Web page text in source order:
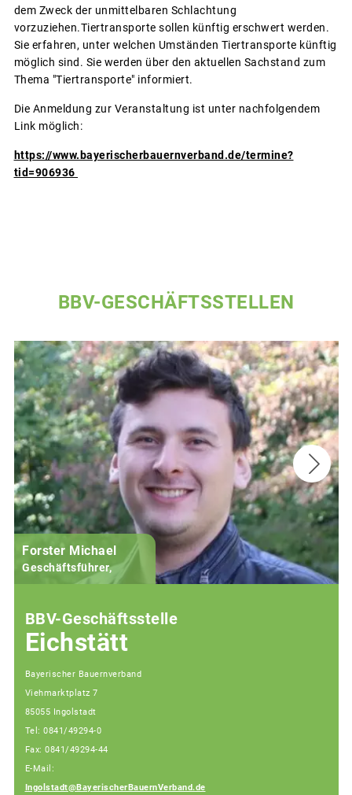
dem Zweck der unmittelbaren Schlachtung
vorzuziehen.Tiertransporte sollen künftig erschwert werden.
Sie erfahren, unter welchen Umständen Tiertransporte künftig
möglich sind. Sie werden über den aktuellen Sachstand zum
Thema "Tiertransporte" informiert.
Die Anmeldung zur Veranstaltung ist unter nachfolgendem
Link möglich:
https://www.bayerischerbauernverband.de/termine?
tid=906936
BBV-GESCHÄFTSSTELLEN
Forster Michael
Geschäftsführer,
BBV-Geschäftsstelle
Eichstätt
Bayerischer Bauernverband
Viehmarktplatz 7
85055 Ingolstadt
Tel: 0841/49294-0
Fax: 0841/49294-44
E-Mail:
Ingolstadt@BayerischerBauernVerband.de